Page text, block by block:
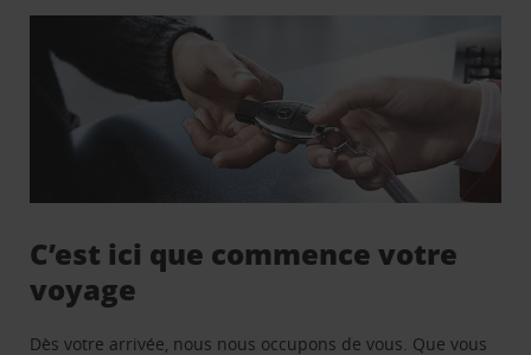
C’est ici que commence votre
voyage
Dès votre arrivée, nous nous occupons de vous. Que vous